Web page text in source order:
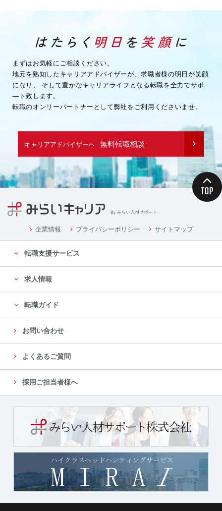
まずはお気軽にご相談ください。
地元を熟知したキャリアアドバイザーが、求職者様の明日が笑顔
になり、
そして豊かなキャリアライフとなる転職を全力でサポ
―ト致します。
転職のオンリーパートナーとして弊社をご利用くださいませ。
キャリアアドバイザーへ 無料転職相談
企業情報 プライバシーポリシー サイトマップ
転職支援サービス
求人情報
転職ガイド
お問い合わせ
よくあるご質問
採用ご担当者様へ